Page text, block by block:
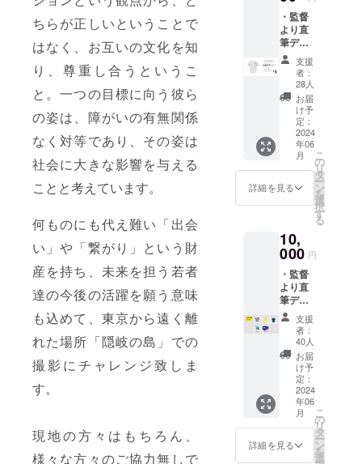
ちらが正しいということで
はなく、お互いの文化を知
り、尊重し合うというこ
と。一つの目標に向う彼ら
の姿は、障がいの有無関係
なく対等であり、その姿は
社会に大きな影響を与える
ことと考えています。
何ものにも代え難い「出会
い」や「繋がり」という財
産を持ち、未来を担う若者
達の今後の活躍を願う意味
も込めて、東京から遠く離
れた場所「隠岐の島」での
撮影にチャレンジ致しま
す。
現地の方々はもちろん、
様々な方々のご協力無しで
ンディ
ゴの3色
サイズ
はS、
M、L、
XLより
お選び
いただ
けま
す。 ＼
柄の詳
細は4枚
目の写
真をご
参照く
単
位:cm
S：身丈
66/身巾
49/肩巾
44/袖丈
19/身長
163
M：身
丈70/身
巾52/肩
巾47/袖
丈20/身
長170
L：身丈
74/身巾
55/肩巾
50/袖丈
・監督
より直
筆デー
タ御礼
メール
・【中
村一夫
オリジ
ナルデ
ザイ
ン】
なっ
ちゃんT
シャツ
（1枚）
＼柄の
枚目の
写真を
ご参照
くださ
い／ 色
はオー
トミー
ル、デ
ニムの2
色 サイ
ズはS、
M、L、
XLより
お選び
いただ
けま
す。 ＜
支援
者：
28人
お届
け予
定：
2024
年06
月
詳細を見る
こ
の
リ
タ
ー
ン
を
選
択
す
る
10,
000 円
・監督
より直
筆デー
タ御礼
メール
・隠岐
島うち
わ ・
なっ
ちゃんT
シャツ
（1枚）
・映画
配信
URL（
支援
者：
40人
お届
け予
定：
2024
年06
月
詳細を見る
こ
の
リ
タ
ー
ン
を
選